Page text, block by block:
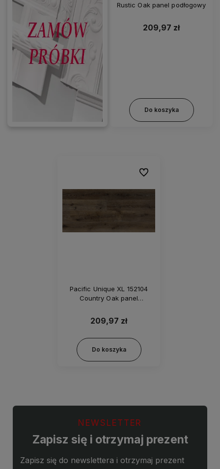
Rustic Oak panel podłogowy
209,97 zł
Do koszyka
Pacific Unique XL 152104
Country Oak panel
209,97 zł
Do koszyka
Do ulubionych
NEWSLETTER
Zapisz się i otrzymaj prezent
Zapisz się do newslettera i otrzymaj prezent